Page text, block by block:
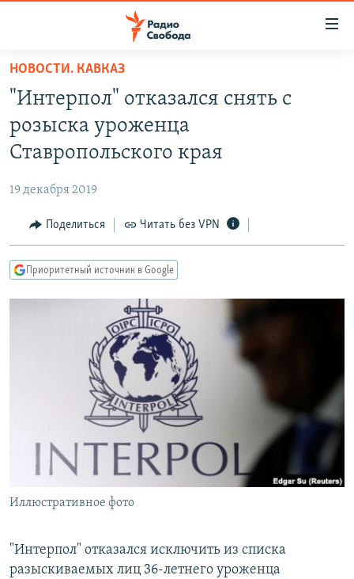
упрощенного
доступа
основному
Вернутся
Вернутся
ПРОГРАММЫ
ПОДКАСТЫ
АВТОРСКИЕ ПРОЕКТЫ
МНЕНИЯ
КУЛЬТУРА
КАВКАЗ.РЕАЛИИ
СИБИРЬ.РЕАЛИИ
РАСПИСАНИЕ ВЕЩАНИЯ
ПОДПИШИТЕСЬ НА РАССЫЛКУ
СОЦИАЛЬНЫЕ СЕТИ
Все сайты РСЕ/РС
НОВОСТИ. КАВКАЗ
"Интерпол" отказался снять с
розыска уроженца
Ставропольского края
19 декабря 2019
Поделиться Читать без VPN
Приоритетный источник в Google
Иллюстративное фото
"Интерпол" отказался исключить из списка
разыскиваемых лиц 36-летнего уроженца